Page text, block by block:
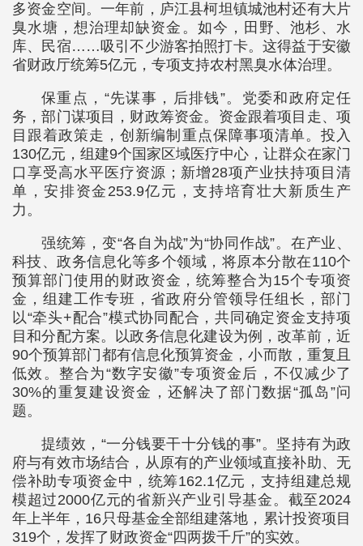
多资金空间。一年前，庐江县柯坦镇城池村还有大片
臭水塘，想治理却缺资金。如今，田野、池杉、水
库、民宿……吸引不少游客拍照打卡。这得益于安徽
省财政厅统筹5亿元，专项支持农村黑臭水体治理。
保重点，“先谋事，后排钱”。党委和政府定任
务，部门谋项目，财政筹资金。资金跟着项目走、项
目跟着政策走，创新编制重点保障事项清单。投入
130亿元，组建9个国家区域医疗中心，让群众在家门
口享受高水平医疗资源；新增28项产业扶持项目清
单，安排资金253.9亿元，支持培育壮大新质生产
力。
强统筹，变“各自为战”为“协同作战”。在产业、
科技、政务信息化等多个领域，将原本分散在110个
预算部门使用的财政资金，统筹整合为15个专项资
金，组建工作专班，省政府分管领导任组长，部门
以“牵头+配合”模式协同配合，共同确定资金支持项
目和分配方案。以政务信息化建设为例，改革前，近
90个预算部门都有信息化预算资金，小而散，重复且
低效。整合为“数字安徽”专项资金后，不仅减少了
30%的重复建设资金，还解决了部门数据“孤岛”问
题。
提绩效，“一分钱要干十分钱的事”。坚持有为政
府与有效市场结合，从原有的产业领域直接补助、无
偿补助专项资金中，统筹162.1亿元，支持组建总规
模超过2000亿元的省新兴产业引导基金。截至2024
年上半年，16只母基金全部组建落地，累计投资项目
319个，发挥了财政资金“四两拨千斤”的实效。